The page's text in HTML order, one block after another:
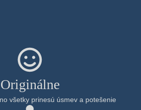
Originálne
všetky prinesú úsmev a potešenie